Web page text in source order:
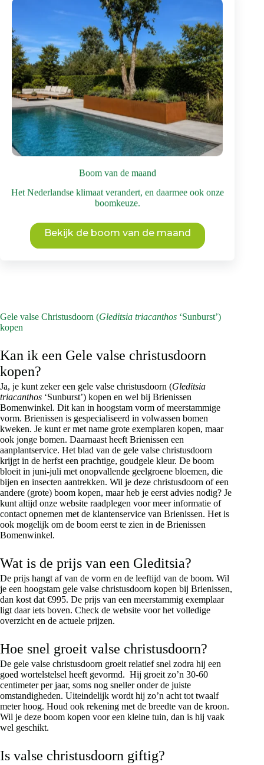
Boom van de maand
Het Nederlandse klimaat verandert, en daarmee ook onze
boomkeuze.
Bekijk de boom van de maand
Gele valse Christusdoorn | Hoogstam
€1.995 incl. BTW
Gele valse Christusdoorn Valse christusdoorn
Bomen met mooie herfstkleuren,Bomen voor
middelgrote tuin,Bomen voor bijen
Bekijk deze boom
Dit
product
heeft
worden
productpagina
Gele valse Christusdoorn (Gleditsia triacanthos ‘Sunburst’)
kopen
Kan ik een Gele valse christusdoorn
kopen?
Ja, je kunt zeker een gele valse christusdoorn (Gleditsia
triacanthos ‘Sunburst’) kopen en wel bij Brienissen
Bomenwinkel. Dit kan in hoogstam vorm of meerstammige
vorm. Brienissen is gespecialiseerd in volwassen bomen
kweken. Je kunt er met name grote exemplaren kopen, maar
ook jonge bomen. Daarnaast heeft Brienissen een
aanplantservice. Het blad van de gele valse christusdoorn
krijgt in de herfst een prachtige, goudgele kleur. De boom
bloeit in juni-juli met onopvallende geelgroene bloemen, die
bijen en insecten aantrekken. Wil je deze christusdoorn of een
andere (grote) boom kopen, maar heb je eerst advies nodig? Je
kunt altijd onze website raadplegen voor meer informatie of
contact opnemen met de klantenservice van Brienissen. Het is
ook mogelijk om de boom eerst te zien in de Brienissen
Bomenwinkel.
Wat is de prijs van een Gleditsia?
De prijs hangt af van de vorm en de leeftijd van de boom. Wil
je een hoogstam gele valse christusdoorn kopen bij Brienissen,
dan kost dat €995. De prijs van een meerstammig exemplaar
ligt daar iets boven. Check de website voor het volledige
overzicht en de actuele prijzen.
Hoe snel groeit valse christusdoorn?
De gele valse christusdoorn groeit relatief snel zodra hij een
goed wortelstelsel heeft gevormd. Hij groeit zo’n 30-60
centimeter per jaar, soms nog sneller onder de juiste
omstandigheden. Uiteindelijk wordt hij zo’n acht tot twaalf
meter hoog. Houd ook rekening met de breedte van de kroon.
Wil je deze boom kopen voor een kleine tuin, dan is hij vaak
wel geschikt.
Is valse christusdoorn giftig?